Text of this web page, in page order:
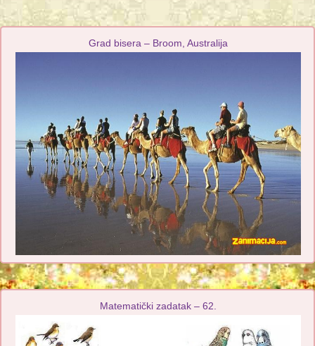
Grad bisera – Broom, Australija
Matematički zadatak – 62.